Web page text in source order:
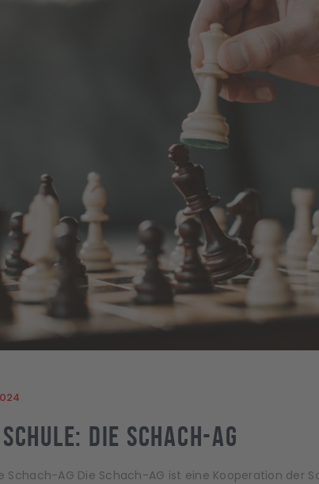
die Schach-AG
die Schach-AG Die Schach-AG ist eine Kooperation der